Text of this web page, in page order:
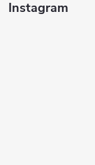
Instagram